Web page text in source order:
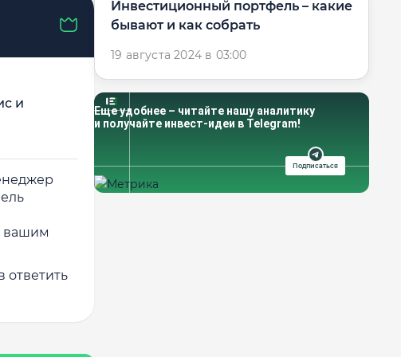
и
вашим
ответить
Инвестиционный портфель – какие
бывают и как собрать
19 августа 2024 в 03:00
Еще удобнее – читайте нашу аналитику
и получайте инвест-идеи в Telegram!
Подписаться